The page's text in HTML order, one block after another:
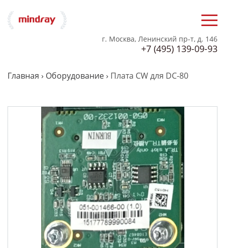
г. Москва, Ленинский пр-т, д. 146
+7 (495) 139-09-93
Главная › Оборудование › Плата CW для DC-80